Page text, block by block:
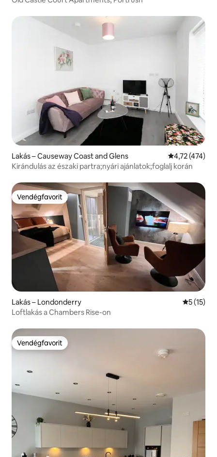
Lakás – Causeway Coast and Glens Átlagos
4,72 (474)
Kirándulás az északi partra;nyári ajánlatok;foglalj korán
Vendégfavorit
Vendégfavorit
Lakás – Londonderry Átlagos
5 (15)
Loftlakás a Chambers Rise-on
Vendégfavorit
Vendégfavorit